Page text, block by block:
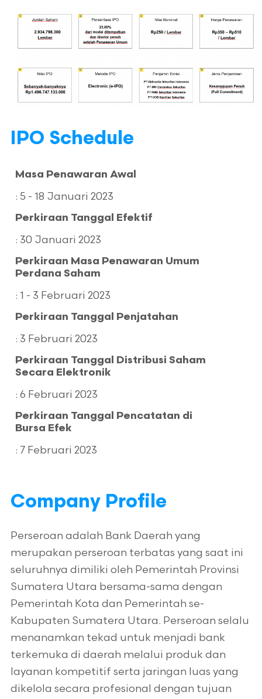
IPO Schedule
Masa Penawaran Awal
: 5 - 18 Januari 2023
Perkiraan Tanggal Efektif
: 30 Januari 2023
Perkiraan Masa Penawaran Umum
Perdana Saham
: 1 - 3 Februari 2023
Perkiraan Tanggal Penjatahan
: 3 Februari 2023
Perkiraan Tanggal Distribusi Saham
Secara Elektronik
: 6 Februari 2023
Perkiraan Tanggal Pencatatan di
Bursa Efek
: 7 Februari 2023
Company Profile
Perseroan adalah Bank Daerah yang
merupakan perseroan terbatas yang saat ini
seluruhnya dimiliki oleh Pemerintah Provinsi
Sumatera Utara bersama-sama dengan
Pemerintah Kota dan Pemerintah se-
Kabupaten Sumatera Utara. Perseroan selalu
menanamkan tekad untuk menjadi bank
terkemuka di daerah melalui produk dan
layanan kompetitif serta jaringan luas yang
dikelola secara profesional dengan tujuan